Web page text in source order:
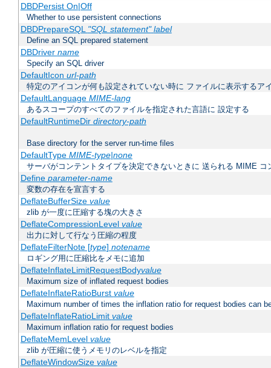
DBDPersist On|Off
Whether to use persistent connections
DBDPrepareSQL "SQL statement" label
Define an SQL prepared statement
DBDriver name
Specify an SQL driver
DefaultIcon url-path
特定のアイコンが何も設定されていない時に ファイルに表示するア
DefaultLanguage MIME-lang
あるスコープのすべてのファイルを指定された言語に 設定する
DefaultRuntimeDir directory-path
Base directory for the server run-time files
DefaultType MIME-type|none
サーバがコンテントタイプを決定できないときに 送られる MIME コ
Define parameter-name
変数の存在を宣言する
DeflateBufferSize value
zlib が一度に圧縮する塊の大きさ
DeflateCompressionLevel value
出力に対して行なう圧縮の程度
DeflateFilterNote [type] notename
ロギング用に圧縮比をメモに追加
DeflateInflateLimitRequestBodyvalue
Maximum size of inflated request bodies
DeflateInflateRatioBurst value
Maximum number of times the inflation ratio for request bodies can
DeflateInflateRatioLimit value
Maximum inflation ratio for request bodies
DeflateMemLevel value
zlib が圧縮に使うメモリのレベルを指定
DeflateWindowSize value